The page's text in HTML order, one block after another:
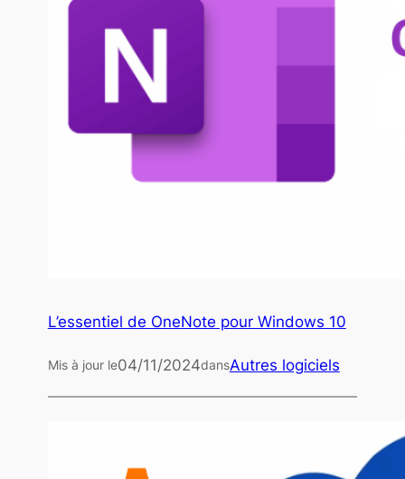
L’essentiel de OneNote pour Windows 10
Mis à jour le04/11/2024dansAutres logiciels